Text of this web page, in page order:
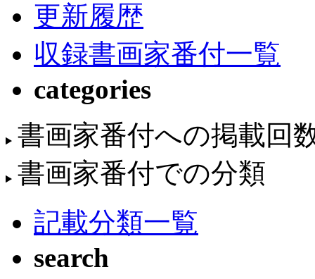
更新履歴
収録書画家番付一覧
categories
書画家番付への掲載回
書画家番付での分類
記載分類一覧
search